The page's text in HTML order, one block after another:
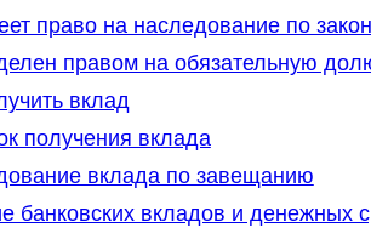
право на наследование по
правом на обязательную
вклад
получения вклада
вклада по завещанию
банковских вкладов и денежных